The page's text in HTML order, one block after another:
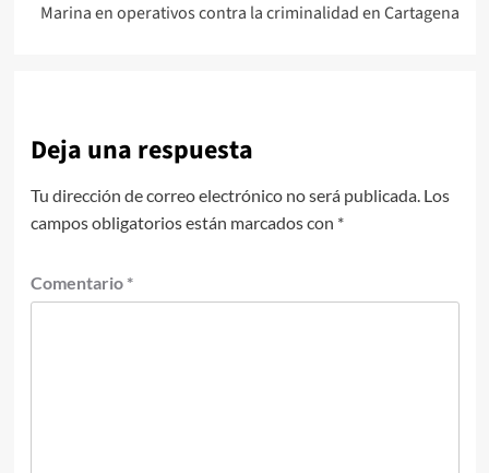
Marina en operativos contra la criminalidad en Cartagena
Deja una respuesta
Tu dirección de correo electrónico no será publicada. Los
campos obligatorios están marcados con *
Comentario *